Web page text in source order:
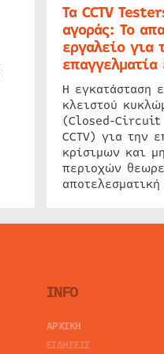
Τα CCTV
αγοράς: Το
εργαλείο για
επαγγελματία
Η εγκατάσταση
κλειστού
(Closed-
CCTV) για την
κρίσιμων και
περιοχών
INFO
ΑΡΧΙΚΗ
ΕΙΔΗΣΕΙΣ